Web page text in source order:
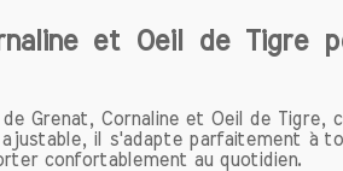
et en République
est due à la présence
non seulement pour sa
et Oeil de Tigre
Grenat, Cornaline et Oeil de Tigre,
il s'adapte parfaitement à
confortablement au quotidien.